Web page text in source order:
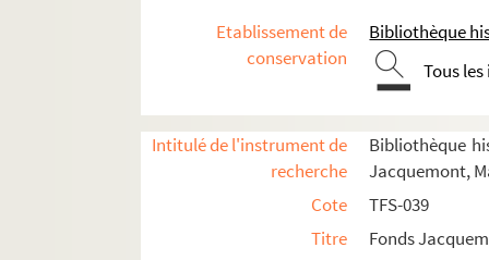
Etablissement de
conservation
Bibliothèque
Tous
Intitulé de l'instrument de
recherche
Bibliothèque
Jacquemont,
Cote
TFS-039
Titre
Fonds
Festival Rutebeuf (1936 ; Sorbonne)
Ballet symphonique (1936 ; Foyer de
La mondanité et la conversion de
Les perses (1936 ; Sorbonne)
Les perses (1936 ; Provins)
Jeu de Noël 1936
Amphitryon (1937 ; Institut d'art et